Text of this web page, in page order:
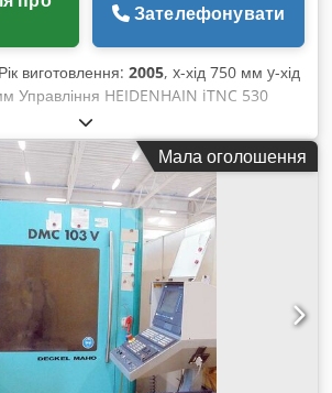
Зателефонувати
виготовлення: 2005, x-хід 750 мм y-хід
Управління HEIDENHAIN iTNC 530
потужність 70 кВт Вага верстата прибл.
простір прибл. м DECKEL MAHO
центр з лінійною приводною
конструкцією для максимальної
75 V linear Рік випуску 2005 # 27 298 48
хід осі X 750 мм Вертикальний хід
хід осі Y 560 мм Codpfxst Hw Tro
950 x 650 мм Макс.
прибл. 1 000 кг Висота деталі
макс. прибл. 610 мм Кріплення
Оберти шпинделя 18 000 об/хв
момент 86/130 Нм Час розгону/
Мала оголошення